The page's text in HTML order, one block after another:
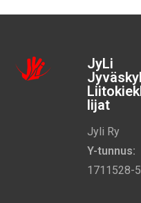
JyLi
lijat
Jyli Ry
Y-tunnus:
1711528-5